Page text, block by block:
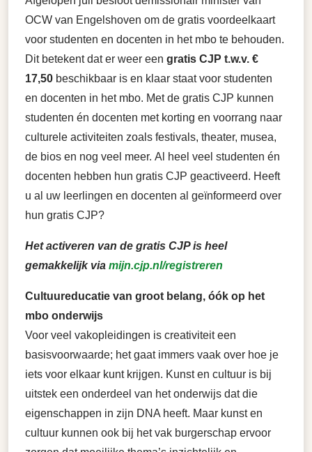
OCW van Engelshoven om de gratis voordeelkaart
voor studenten en docenten in het mbo te behouden.
Dit betekent dat er weer een gratis CJP t.w.v. €
17,50 beschikbaar is en klaar staat voor studenten
en docenten in het mbo. Met de gratis CJP kunnen
studenten én docenten met korting en voorrang naar
culturele activiteiten zoals festivals, theater, musea,
de bios en nog veel meer. Al heel veel studenten én
docenten hebben hun gratis CJP geactiveerd. Heeft
u al uw leerlingen en docenten al geïnformeerd over
hun gratis CJP?
Het activeren van de gratis CJP is heel
gemakkelijk via mijn.cjp.nl/registreren
Cultuureducatie van groot belang, óók op het
mbo onderwijs
Voor veel vakopleidingen is creativiteit een
basisvoorwaarde; het gaat immers vaak over hoe je
iets voor elkaar kunt krijgen. Kunst en cultuur is bij
uitstek een onderdeel van het onderwijs dat die
eigenschappen in zijn DNA heeft. Maar kunst en
cultuur kunnen ook bij het vak burgerschap ervoor